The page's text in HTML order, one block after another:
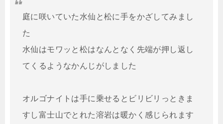
庭に咲いていた水仙と松に手をかざしてみまし
た
水仙はモワッと松はなんとなく先端が押し返し
てくるようなかんじがしました
オルゴナイトは手に乗せるとビリビリっときま
すし富士山でとれた溶岩は暖かく感じられます